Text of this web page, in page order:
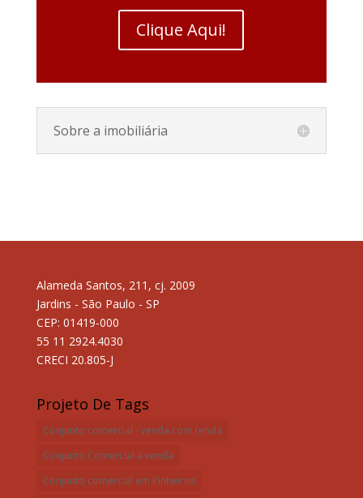
Clique Aqui!
Sobre a imobiliária
Alameda Santos, 211, cj. 2009
Jardins - São Paulo - SP
CEP: 01419-000
55 11 2924.4030
CRECI 20.805-J
Projeto De Tags
Conjunto comercial - venda com renda
Conjunto Comercial a venda
Conjunto comercial em Pinheiros